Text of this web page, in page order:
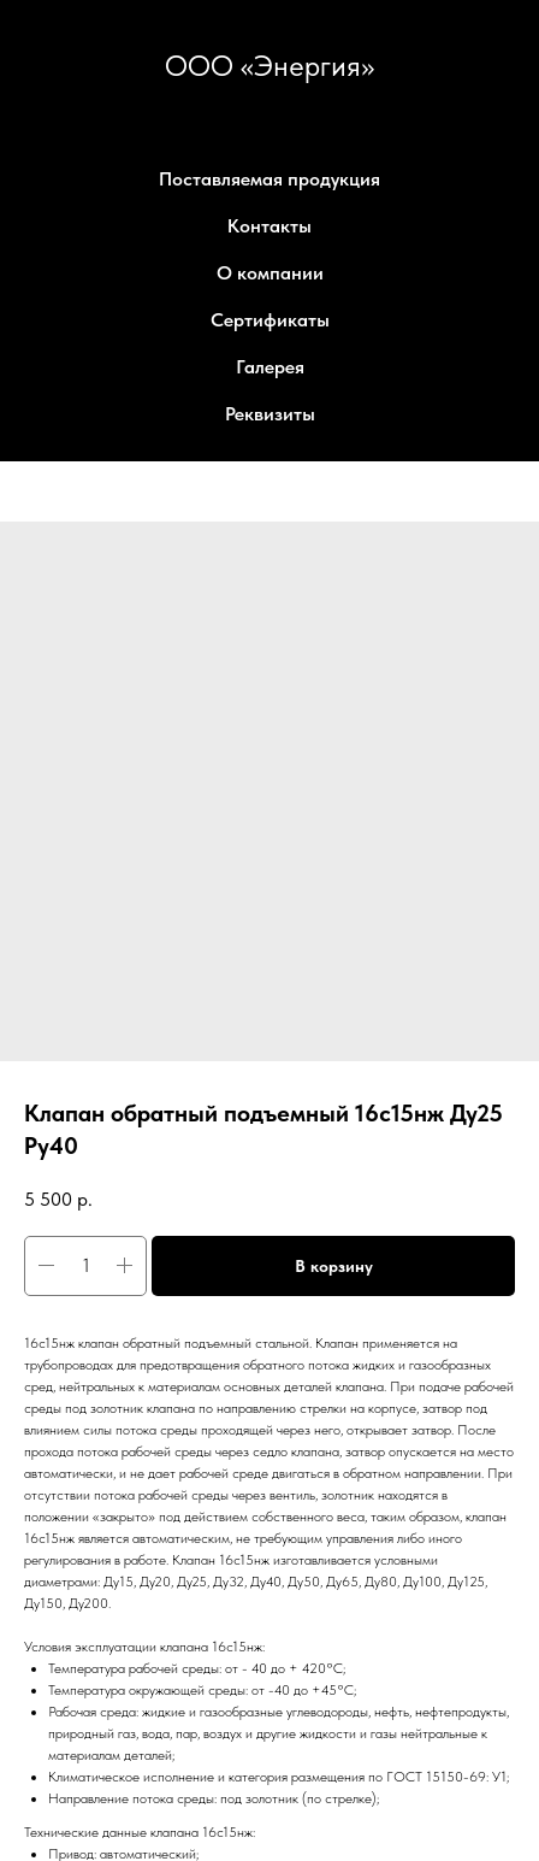
ООО «Энергия»
Поставляемая продукция
Контакты
О компании
Сертификаты
Галерея
Реквизиты
Клапан обратный подъемный 16с15нж Ду25
Ру40
5 500 р.
В корзину
16с15нж клапан обратный подъемный стальной. Клапан применяется на
трубопроводах для предотвращения обратного потока жидких и газообразных
сред, нейтральных к материалам основных деталей клапана. При подаче рабочей
среды под золотник клапана по направлению стрелки на корпусе, затвор под
влиянием силы потока среды проходящей через него, открывает затвор. После
прохода потока рабочей среды через седло клапана, затвор опускается на место
автоматически, и не дает рабочей среде двигаться в обратном направлении. При
отсутствии потока рабочей среды через вентиль, золотник находятся в
положении «закрыто» под действием собственного веса, таким образом, клапан
16с15нж является автоматическим, не требующим управления либо иного
регулирования в работе. Клапан 16с15нж изготавливается условными
диаметрами: Ду15, Ду20, Ду25, Ду32, Ду40, Ду50, Ду65, Ду80, Ду100, Ду125,
Ду150, Ду200.
Условия эксплуатации клапана 16с15нж:
Температура рабочей среды: от - 40 до + 420°С;
Температура окружающей среды: от -40 до +45°С;
Рабочая среда: жидкие и газообразные углеводороды, нефть, нефтепродукты,
природный газ, вода, пар, воздух и другие жидкости и газы нейтральные к
материалам деталей;
Климатическое исполнение и категория размещения по ГОСТ 15150-69: У1;
Направление потока среды: под золотник (по стрелке);
Технические данные клапана 16с15нж:
Привод: автоматический;